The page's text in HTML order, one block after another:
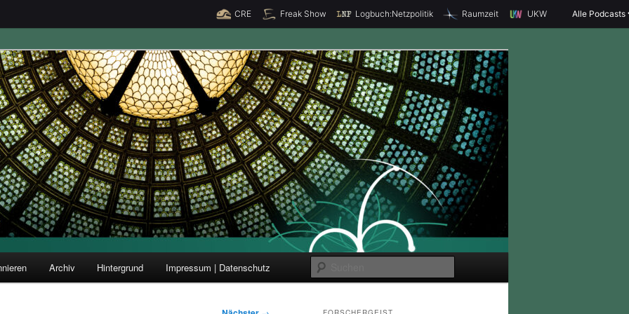
CRE Freak Show Logbuch:Netzpolitik Raumzeit UKW Alle Podcasts
und Forschung
u
Archiv Hintergrund Impressum | Datenschutz